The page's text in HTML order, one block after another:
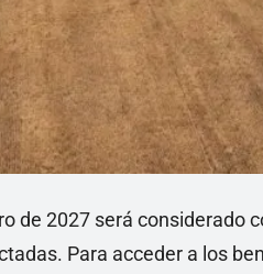
de 2027 será considerado
Para acceder a los